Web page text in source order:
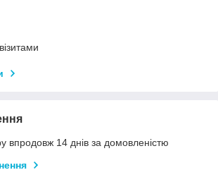
впродовж 14 днів за домовленістю